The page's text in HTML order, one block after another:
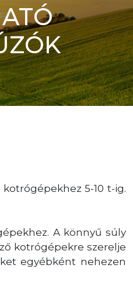
5-10 t-ig.
A könnyű súly
kotrógépekre szerelje
egyébként nehezen